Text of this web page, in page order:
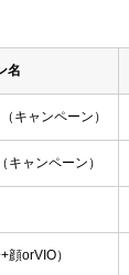
名
キャンペーン）
キャンペーン）
顔orVIO）